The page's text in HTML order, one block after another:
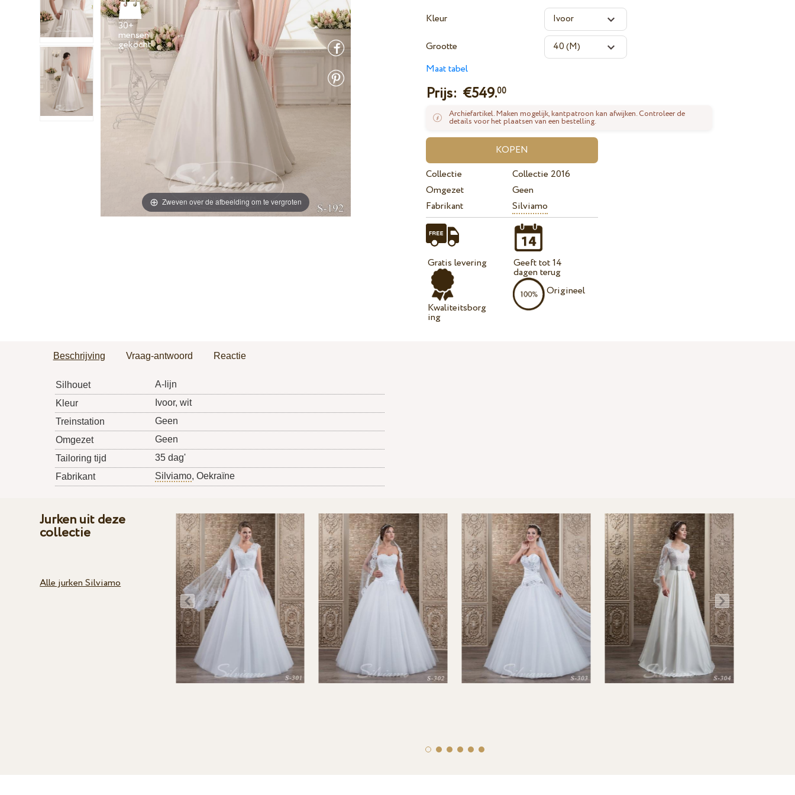
Zweven over de afbeelding om te vergroten
30+
mensen
gekocht
Kleur
Grootte
Maat tabel
Prijs: €549.00
Archiefartikel. Maken mogelijk, kantpatroon kan afwijken. Controleer de
details voor het plaatsen van een bestelling.
Collectie
Collectie 2016
Omgezet
Geen
Fabrikant
Silviamo
Gratis levering
Kwaliteitsborg
ing
Geeft tot 14
dagen terug
Origineel
Beschrijving Vraag-antwoord Reactie
Silhouet
A-lijn
Kleur
Ivoor, wit
Treinstation
Geen
Omgezet
Geen
Tailoring tijd
35 dag'
Fabrikant
Silviamo, Oekraïne
Jurken uit deze
collectie
Alle jurken Silviamo